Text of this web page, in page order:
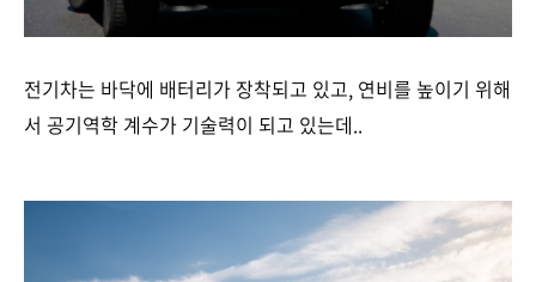
전기차는 바닥에 배터리가 장착되고 있고, 연비를 높이기 위해
서 공기역학 계수가 기술력이 되고 있는데..